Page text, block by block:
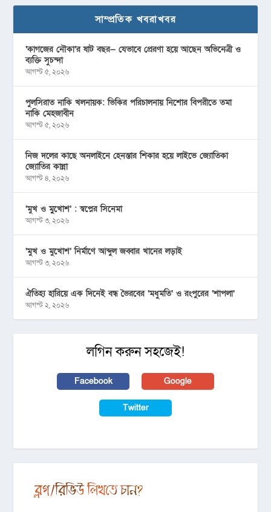
সাম্প্রতিক খবরাখবর
‘কাগজের নৌকা’র ষাট বছর— যেভাবে প্রেরণা হয়ে আছেন অভিনেত্রী ও
ব্যক্তি সুচন্দা
আগস্ট ৫, ২০২৬
পুলসিরাত নাকি খলনায়ক: ভিকির পরিচালনায় নিশোর বিপরীতে তমা
নাকি মেহজাবীন
আগস্ট ৫, ২০২৬
নিজ দলের কাছে অনলাইনে হেনস্তার শিকার হয়ে লাইভে জ্যোতিকা
জ্যোতির কান্না
আগস্ট ৪, ২০২৬
‘মুখ ও মু্খোশ’ : স্বপ্নের সিনেমা
আগস্ট ৩, ২০২৬
‘মুখ ও মুখোশ’ নির্মাণে আব্দুল জব্বার খানের লড়াই
আগস্ট ৩, ২০২৬
ঐতিহ্য হারিয়ে এক দিনেই বন্ধ ভৈরবের ‘মধুমতি’ ও রংপুরের ‘শাপলা’
আগস্ট ২, ২০২৬
লগিন করুন সহজেই!
Facebook Google
Twitter